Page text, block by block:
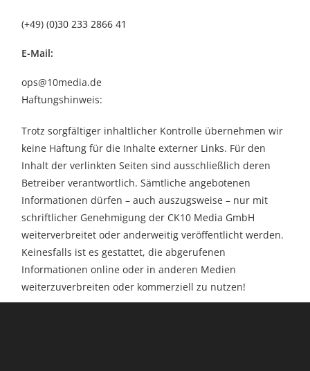
(+49) (0)30 233 2866 41
E-Mail:
ops@10media.de
Haftungshinweis:
Trotz sorgfältiger inhaltlicher Kontrolle übernehmen wir
keine Haftung für die Inhalte externer Links. Für den
Inhalt der verlinkten Seiten sind ausschließlich deren
Betreiber verantwortlich. Sämtliche angebotenen
Informationen dürfen – auch auszugsweise – nur mit
schriftlicher Genehmigung der CK10 Media GmbH
weiterverbreitet oder anderweitig veröffentlicht werden.
Keinesfalls ist es gestattet, die abgerufenen
Informationen online oder in anderen Medien
weiterzuverbreiten oder kommerziell zu nutzen!